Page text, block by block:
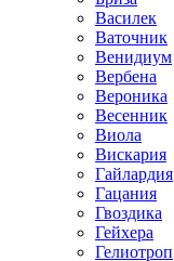
Василек
Ваточник
Венидиум
Вербена
Вероника
Весенник
Виола
Вискария
Гайлардия
Гацания
Гвоздика
Гейхера
Гелиотроп